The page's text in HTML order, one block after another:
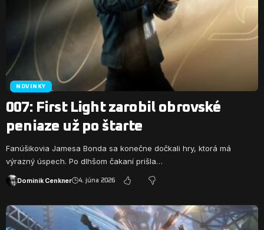
NOVINKY
007: First Light zarobil obrovské
peniaze už po štarte
Fanúšikovia Jamesa Bonda sa konečne dočkali hry, ktorá má
výrazný úspech. Po dlhšom čakaní prišla…
Dominik Cenkner 4. júna 2026